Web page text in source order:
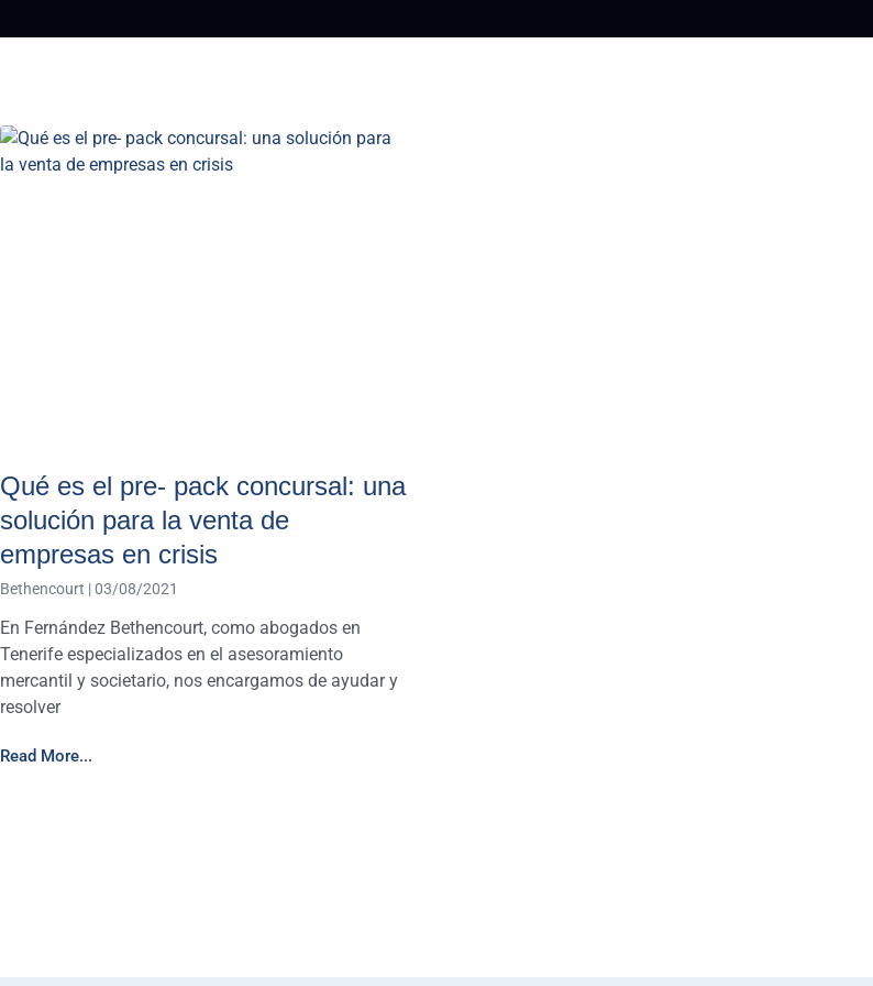
Qué es el pre- pack concursal: una
solución para la venta de
empresas en crisis
Bethencourt 03/08/2021
En Fernández Bethencourt, como abogados en
Tenerife especializados en el asesoramiento
mercantil y societario, nos encargamos de ayudar y
resolver
Read More...